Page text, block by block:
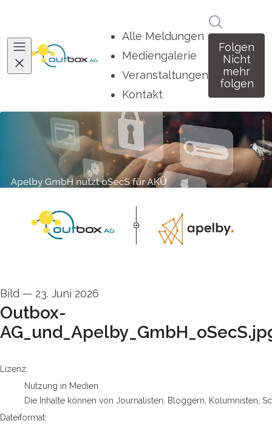
Alle Meldungen
Mediengalerie
Veranstaltungen
Kontakt
Folgen
Nicht
mehr
folgen
Bild — 23. Juni 2026
Outbox-
go to media item
Lizenz:
Nutzung in Medien
Die Inhalte können von Journalisten, Bloggern, Kolumnisten,
Dateiformat: